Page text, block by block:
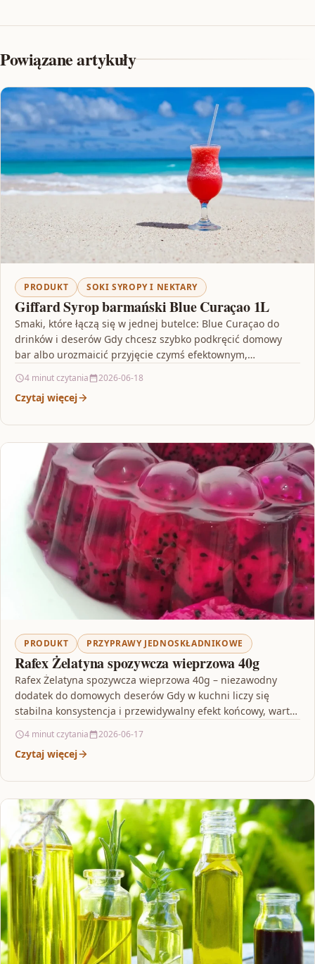
Powiązane artykuły
PRODUKT SOKI SYROPY I NEKTARY
Giffard Syrop barmański Blue Curaçao 1L
Smaki, które łączą się w jednej butelce: Blue Curaçao do
drinków i deserów Gdy chcesz szybko podkręcić domowy
bar albo urozmaicić przyjęcie czymś efektownym,…
4 minut czytania 2026-06-18
Czytaj więcej
PRODUKT PRZYPRAWY JEDNOSKŁADNIKOWE
Rafex Żelatyna spozywcza wieprzowa 40g
Rafex Żelatyna spozywcza wieprzowa 40g – niezawodny
dodatek do domowych deserów Gdy w kuchni liczy się
stabilna konsystencja i przewidywalny efekt końcowy, warto
4 minut czytania 2026-06-17
Czytaj więcej